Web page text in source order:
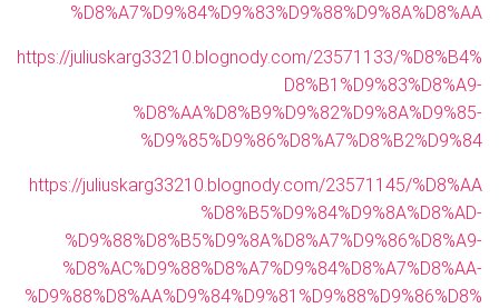
%D8%A7%D9%84%D9%83%D9%88%D9%8A%D8%AA
https://juliuskarg33210.blognody.com/23571133/%D8%B4%
D8%B1%D9%83%D8%A9-
%D8%AA%D8%B9%D9%82%D9%8A%D9%85-
%D9%85%D9%86%D8%A7%D8%B2%D9%84
https://juliuskarg33210.blognody.com/23571145/%D8%AA
%D8%B5%D9%84%D9%8A%D8%AD-
%D9%88%D8%B5%D9%8A%D8%A7%D9%86%D8%A9-
%D8%AC%D9%88%D8%A7%D9%84%D8%A7%D8%AA-
%D9%88%D8%AA%D9%84%D9%81%D9%88%D9%86%D8%